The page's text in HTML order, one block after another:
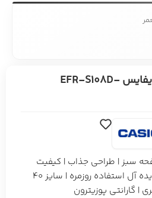
ساعت مچی کاسیو ادیفایس EFR-S108D-
سبز | طراحی جذاب | کیفیت
ساخت و ارزش خرید بالا | ایده آل استفاده روزمره | سایز 40